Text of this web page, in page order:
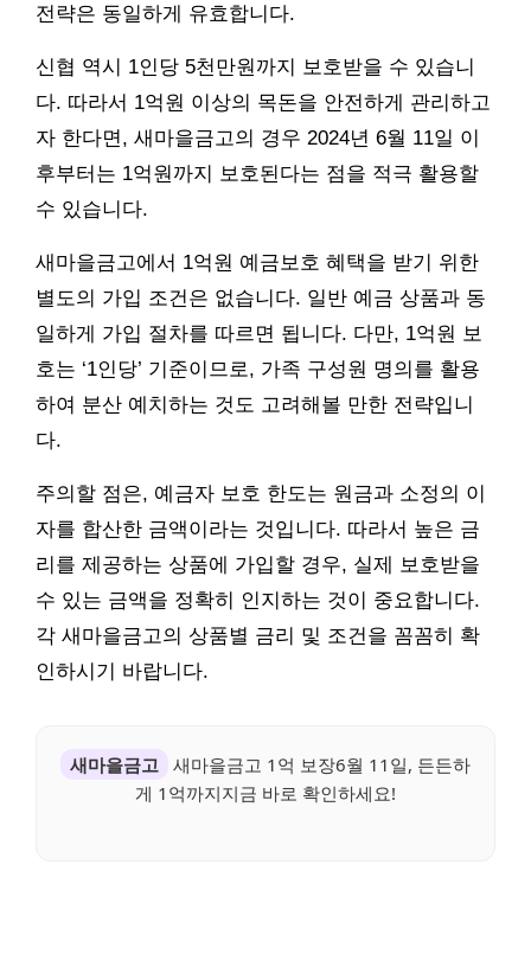
전략은 동일하게 유효합니다.
신협 역시 1인당 5천만원까지 보호받을 수 있습니
다. 따라서 1억원 이상의 목돈을 안전하게 관리하고
자 한다면, 새마을금고의 경우 2024년 6월 11일 이
후부터는 1억원까지 보호된다는 점을 적극 활용할
수 있습니다.
새마을금고에서 1억원 예금보호 혜택을 받기 위한
별도의 가입 조건은 없습니다. 일반 예금 상품과 동
일하게 가입 절차를 따르면 됩니다. 다만, 1억원 보
호는 ‘1인당’ 기준이므로, 가족 구성원 명의를 활용
하여 분산 예치하는 것도 고려해볼 만한 전략입니
다.
주의할 점은, 예금자 보호 한도는 원금과 소정의 이
자를 합산한 금액이라는 것입니다. 따라서 높은 금
리를 제공하는 상품에 가입할 경우, 실제 보호받을
수 있는 금액을 정확히 인지하는 것이 중요합니다.
각 새마을금고의 상품별 금리 및 조건을 꼼꼼히 확
인하시기 바랍니다.
새마을금고
새마을금고 1억 보장6월 11일, 든든하
게 1억까지지금 바로 확인하세요!